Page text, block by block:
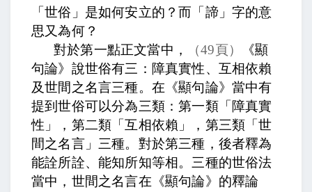
「世俗」是如何安立的？而「諦」字的意
思又為何？
對於第一點正文當中，
（49頁）
《顯
句論》說世俗有三：障真實性、互相依賴
及世間之名言三種。 在《顯句論》當中有
提到世俗可以分為三類：第一類「障真實
性」，第二類「互相依賴」，第三類「世
間之名言」三種。對於第三種， 後者釋為
能詮所詮、能知所知等相。 三種的世俗法
當中，世間之名言在《顯句論》的釋論